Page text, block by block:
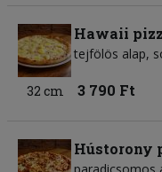
Hawaii
tejfölös alap
32 cm 3 790 Ft
Hústorony